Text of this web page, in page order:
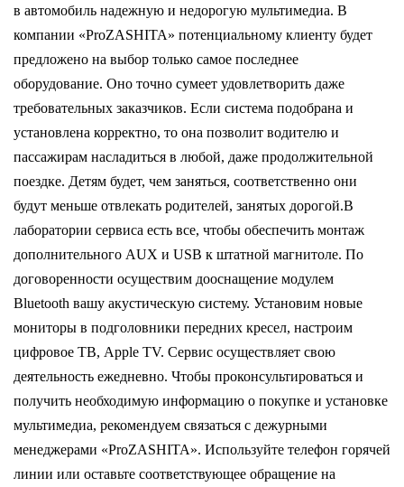
в автомобиль надежную и недорогую мультимедиа. В
компании «ProZASHITA» потенциальному клиенту будет
предложено на выбор только самое последнее
оборудование. Оно точно сумеет удовлетворить даже
требовательных заказчиков. Если система подобрана и
установлена корректно, то она позволит водителю и
пассажирам насладиться в любой, даже продолжительной
поездке. Детям будет, чем заняться, соответственно они
будут меньше отвлекать родителей, занятых дорогой.В
лаборатории сервиса есть все, чтобы обеспечить монтаж
дополнительного AUX и USB к штатной магнитоле. По
договоренности осуществим дооснащение модулем
Bluetooth вашу акустическую систему. Установим новые
мониторы в подголовники передних кресел, настроим
цифровое ТВ, Apple TV. Сервис осуществляет свою
деятельность ежедневно. Чтобы проконсультироваться и
получить необходимую информацию о покупке и установке
мультимедиа, рекомендуем связаться с дежурными
менеджерами «ProZASHITA». Используйте телефон горячей
линии или оставьте соответствующее обращение на